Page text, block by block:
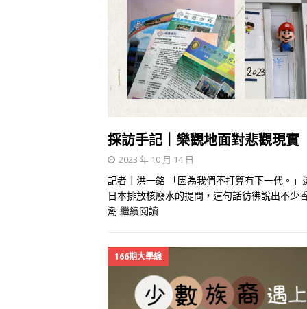
採訪手記｜樂觀地面對悲觀現實
2023 年 10 月 14 日
記者｜洪一銘 「因為我們不打算有下一代。
日本排放​​核廢水的提問，這句話彷彿說出不少
潮 繼續閱讀
166期大學線